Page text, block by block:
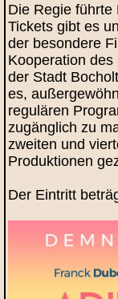
Die Regie führte
Tickets gibt es
der besondere
Kooperation
der Stadt
es,
regulären
zugänglich zu
zweiten und
Produktionen
Der Eintritt